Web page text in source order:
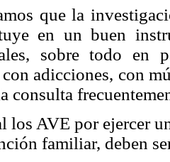
que la
en un buen
sobre todo en
adicciones, con
consulta
los AVE por ejercer
familiar, deben